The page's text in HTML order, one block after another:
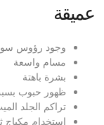
عميقة
وجود رؤوس
مسام واسعة
بشرة باهتة
ظهور حبوب
تراكم الجلد
استخدام مكياج